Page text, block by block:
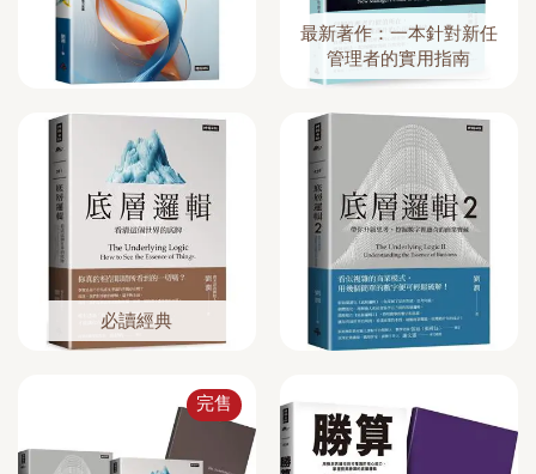
最新著作：一本針對新任
管理者的實用指南
必讀經典
完售